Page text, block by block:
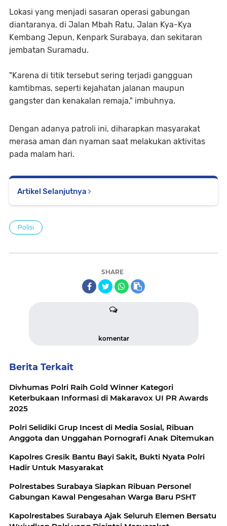
Lokasi yang menjadi sasaran operasi gabungan
diantaranya, di Jalan Mbah Ratu, Jalan Kya-Kya
Kembang Jepun, Kenpark Surabaya, dan sekitaran
jembatan Suramadu.
"Karena di titik tersebut sering terjadi gangguan
kamtibmas, seperti kejahatan jalanan maupun
gangster dan kenakalan remaja," imbuhnya.
Dengan adanya patroli ini, diharapkan masyarakat
merasa aman dan nyaman saat melakukan aktivitas
pada malam hari.
Artikel Selanjutnya
Polisi
SHARE
komentar
Berita Terkait
Divhumas Polri Raih Gold Winner Kategori
Keterbukaan Informasi di Makaravox UI PR Awards
2025
Polri Selidiki Grup Incest di Media Sosial, Ribuan
Anggota dan Unggahan Pornografi Anak Ditemukan
Kapolres Gresik Bantu Bayi Sakit, Bukti Nyata Polri
Hadir Untuk Masyarakat
Polrestabes Surabaya Siapkan Ribuan Personel
Gabungan Kawal Pengesahan Warga Baru PSHT
Kapolrestabes Surabaya Ajak Seluruh Elemen Bersatu